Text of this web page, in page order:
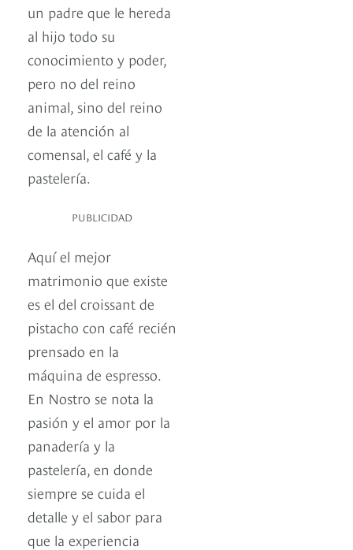
un padre que le hereda
al hijo todo su
conocimiento y poder,
pero no del reino
animal, sino del reino
de la atención al
comensal, el café y la
pastelería.
PUBLICIDAD
Aquí el mejor
matrimonio que existe
es el del croissant de
pistacho con café recién
prensado en la
máquina de espresso.
En Nostro se nota la
pasión y el amor por la
panadería y la
pastelería, en donde
siempre se cuida el
detalle y el sabor para
que la experiencia